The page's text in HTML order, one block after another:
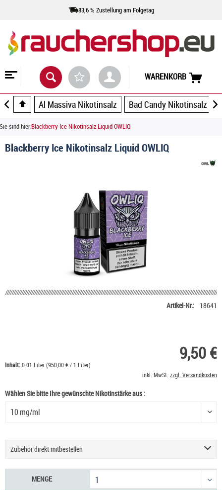
83,6 % Zustellung am Folgetag
WARENKORB
Al Massiva Nikotinsalz Bad Candy Nikotinsalz
Sie sind hier:Blackberry Ice Nikotinsalz Liquid OWLIQ
Blackberry Ice Nikotinsalz Liquid OWLIQ
Artikel-Nr.: 18641
9,50 €
Inhalt:0.01 Liter (950,00 € / 1 Liter)
inkl. MwSt. zzgl. Versandkosten
Wählen Sie bitte Ihre gewünschte Nikotinstärke aus :
Zubehör direkt mitbestellen
Geekvape Sonder Q3 Podsystem E-Zigarette
9,90 €
Einsteigerset Podsystem & Liquid
60,90 €
MENGE